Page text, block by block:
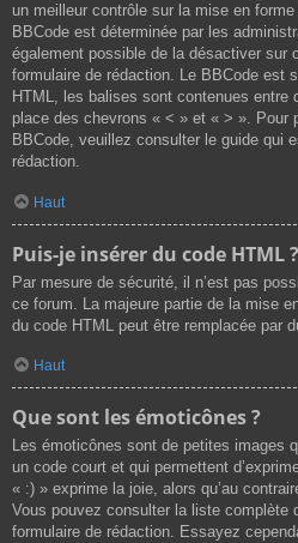
un meilleur contrôle sur la mise en forme
BBCode est déterminée par les
également possible de la désactiver sur
formulaire de rédaction. Le BBCode est
HTML, les balises sont contenues
place des chevrons « < » et « > ». Pour
BBCode, veuillez consulter le guide qui
rédaction.
Haut
Puis-je insérer du code HTML ?
Par mesure de sécurité, il n’est pas
ce forum. La majeure partie de la mise
du code HTML peut être remplacée par
Haut
Que sont les émoticônes ?
Les émoticônes sont de petites images
un code court et qui permettent
« :) » exprime la joie, alors qu’au
Vous pouvez consulter la liste complète
formulaire de rédaction. Essayez